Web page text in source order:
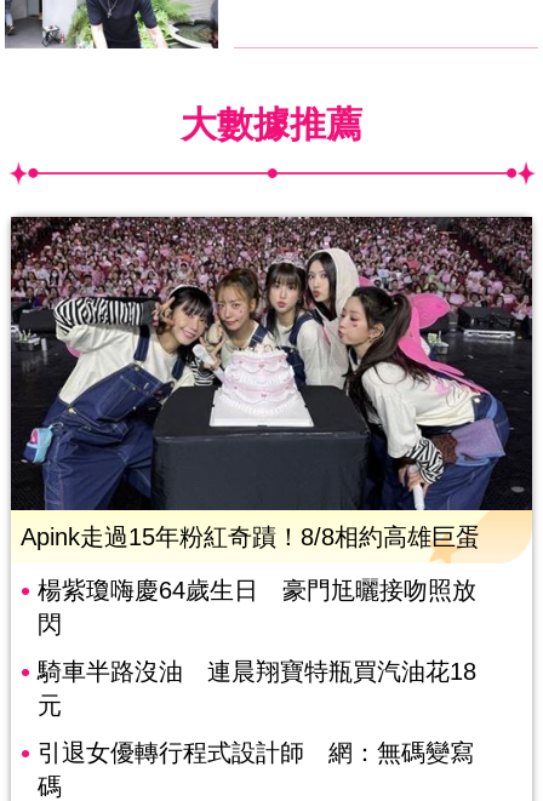
大數據推薦
Apink走過15年粉紅奇蹟！8/8相約高雄巨蛋
楊紫瓊嗨慶64歲生日 豪門尪曬接吻照放
閃
騎車半路沒油 連晨翔寶特瓶買汽油花18
元
引退女優轉行程式設計師 網：無碼變寫
碼